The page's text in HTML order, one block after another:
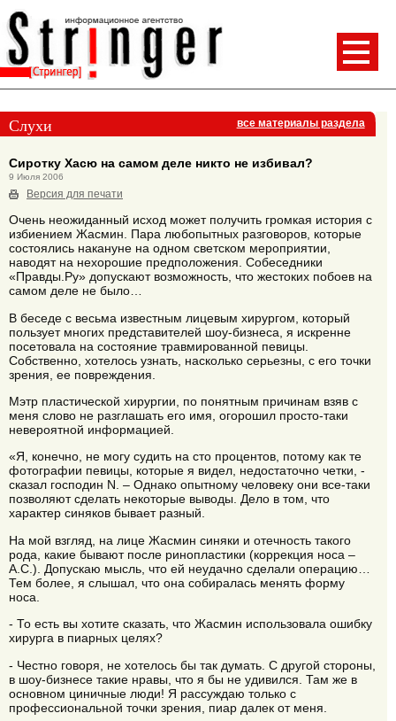
Слухи все материалы раздела
Сиротку Хасю на самом деле никто не избивал?
9 Июля 2006
Версия для печати
Очень неожиданный исход может получить громкая история с
избиением Жасмин. Пара любопытных разговоров, которые
состоялись накануне на одном светском мероприятии,
наводят на нехорошие предположения. Собеседники
«Правды.Ру» допускают возможность, что жестоких побоев на
самом деле не было…
В беседе с весьма известным лицевым хирургом, который
пользует многих представителей шоу-бизнеса, я искренне
посетовала на состояние травмированной певицы.
Собственно, хотелось узнать, насколько серьезны, с его точки
зрения, ее повреждения.
Мэтр пластической хирургии, по понятным причинам взяв с
меня слово не разглашать его имя, огорошил просто-таки
невероятной информацией.
«Я, конечно, не могу судить на сто процентов, потому как те
фотографии певицы, которые я видел, недостаточно четки, -
сказал господин N. – Однако опытному человеку они все-таки
позволяют сделать некоторые выводы. Дело в том, что
характер синяков бывает разный.
На мой взгляд, на лице Жасмин синяки и отечность такого
рода, какие бывают после ринопластики (коррекция носа –
А.С.). Допускаю мысль, что ей неудачно сделали операцию…
Тем более, я слышал, что она собиралась менять форму
носа.
- То есть вы хотите сказать, что Жасмин использовала ошибку
хирурга в пиарных целях?
- Честно говоря, не хотелось бы так думать. С другой стороны,
в шоу-бизнесе такие нравы, что я бы не удивился. Там же в
основном циничные люди! Я рассуждаю только с
профессиональной точки зрения, пиар далек от меня.